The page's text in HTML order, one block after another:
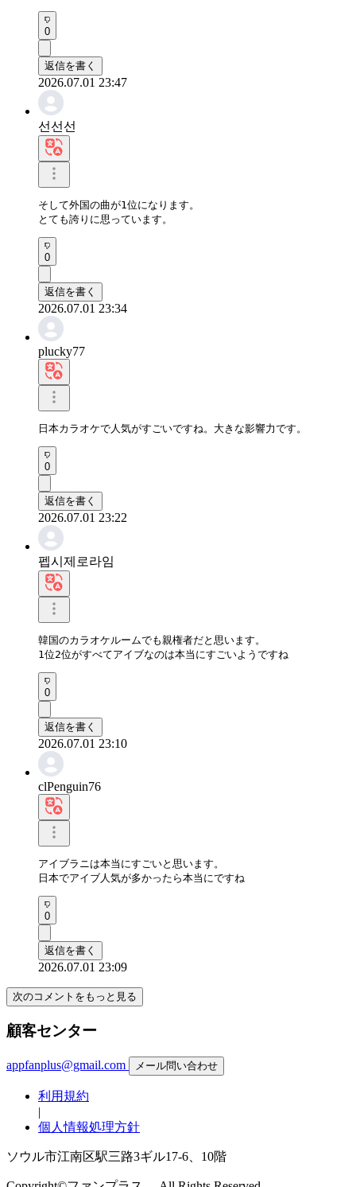
0
返信を書く
2026.07.01 23:47
선선선
そして外国の曲が1位になります。
とても誇りに思っています。
0
返信を書く
2026.07.01 23:34
plucky77
日本カラオケで人気がすごいですね。大きな影響力です。
0
返信を書く
2026.07.01 23:22
펩시제로라임
韓国のカラオケルームでも親権者だと思います。
1位2位がすべてアイブなのは本当にすごいようですね
0
返信を書く
2026.07.01 23:10
clPenguin76
アイブラニは本当にすごいと思います。
日本でアイブ人気が多かったら本当にですね
0
返信を書く
2026.07.01 23:09
次のコメントをもっと見る
顧客センター
appfanplus@gmail.com メール問い合わせ
利用規約
|
個人情報処理方針
ソウル市江南区駅三路3ギル17-6、10階